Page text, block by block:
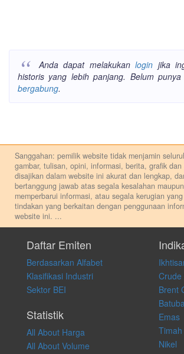
Anda dapat melakukanlogin jika
historis yang lebih panjang. Belum
bergabung.
Sanggahan: pemilik website tidak menjamin
gambar, tulisan, opini, informasi, berita, grafik dan
disajikan dalam website ini akurat dan lengkap,
bertanggung jawab atas segala kesalahan
memperbarui informasi, atau segala kerugian
tindakan yang berkaitan dengan penggunaan
website ini. ...
pribadi. Kami tidak memberi anjuran, saran,
membeli, menjual atau melakukan aktivitas lain
transaksi perdagangan apapun, dan kami tidak
atas keputusan investasi yang dilakukan dalam
apapun juga, yang diakibatkan secara langsung
langsung atas konten pada website ini.
Daftar Emiten
Berdasarkan Alfabet
Klasifikasi Industri
Sektor BEI
Statistik
All About Harga
All About Volume
Crude
Brent
Emas
Timah
Nikel